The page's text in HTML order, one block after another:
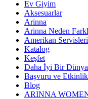
Ev Giyim
Aksesuarlar
Arinna
Arinna Neden
Amerikan
Katalog
Keşfet
Daha İyi Bir
Başvuru ve
Blog
ARINNA